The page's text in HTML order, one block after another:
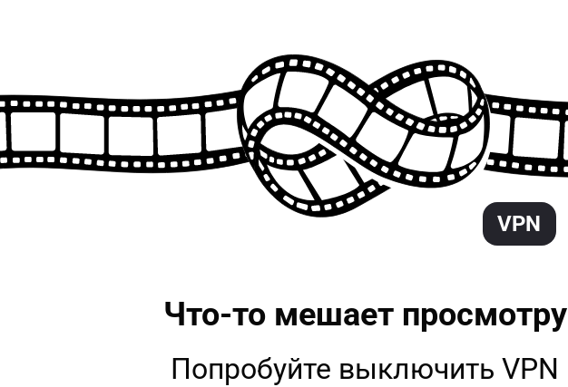
VPN
Что-то мешает просмотру
Попробуйте выключить VPN